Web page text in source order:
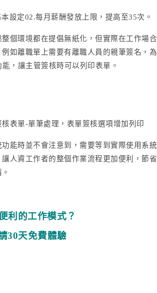
定02.每月薪酬發放上限，提高至35次。
個環境都在提倡無紙化，但實際在工作場合
如離職單上需要有離職人員的親筆簽名，為
，讓主管簽核時可以列印表單。
表單-單筆處理，表單簽核選項增加列印
能時並不會注意到，需要等到實際使用系統
人資工作者的整個作業流程更加便利，節省
利的工作模式？
30天免費體驗